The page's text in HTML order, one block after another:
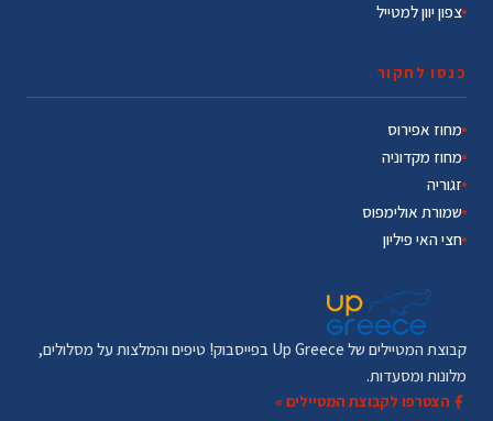
צפון יוון למטייל
כנסו לחקור
מחוז אפירוס
מחוז מקדוניה
זגוריה
שמורת אולימפוס
חצי האי פיליון
קבוצת המטיילים של Up Greece בפייסבוק! טיפים והמלצות על מסלולים,
מלונות ומסעדות.
הצטרפו לקבוצת המטיילים »